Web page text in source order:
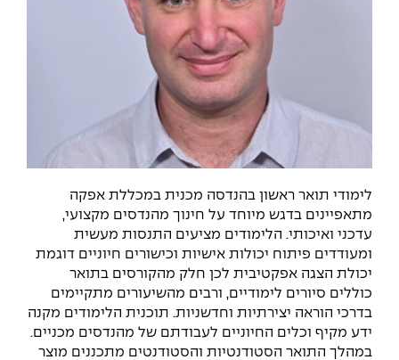
לימודי תואר ראשון בהנדסה מכנית במכללת אפקה
מתאפיינים בדגש מיוחד על חינוך מהנדסים מקצועי,
עדכני ואיכותי. הלימודים מציעים התנסות מעשית
ומעודדים פיתוח יכולות אישיות וכישורים חיוניים דוגמת
יכולת הצגה אפקטיבית לכן חלק מהקורסים בתואר
כוללים סיורים לימודיים, ורבים מהשיעורים מתקיימים
בדרכי הוראה יצירתיות וחדשניות. תוכנית הלימודים מקנה
ידע מקיף וכלים החיוניים לעבודתם של מהנדסים מכניים.
במהלך התואר הסטודנטיות והסטודנטים מתכננים מוצר